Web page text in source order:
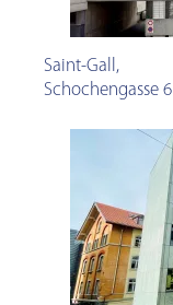
Saint-Gall ,
Schochengasse 6